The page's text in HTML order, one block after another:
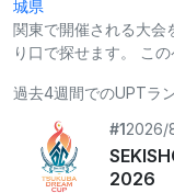
城県
関東で開催される大会
り口で探せます。 こ
過去4週間でのUPTラ
#12026/
2026